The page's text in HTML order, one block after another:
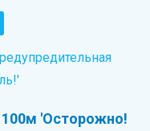
'Осторожно!